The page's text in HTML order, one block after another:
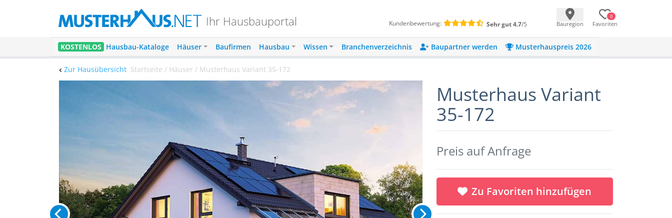
Ihr Hausbauportal Kundenbewertung: Sehr gut4.7/5 Bauregion
0
Favoriten
KOSTENLOS Hausbau-Kataloge Häuser Baufirmen Hausbau Wissen Branchenverzeichnis Baupartner werden Musterhauspreis 2026
Zur Hausübersicht Startseite / Häuser / Musterhaus Variant 35-172
Musterhaus Variant
35-172
Preis auf Anfrage
Zu Favoriten hinzufügen